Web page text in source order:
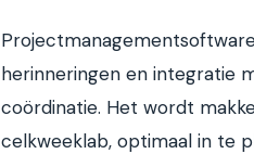
herinneringen en integratie
coördinatie. Het wordt
celkweeklab, optimaal in te